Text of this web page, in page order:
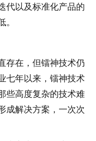
代以及标准化产品的
。
在，但镭神技术仍
七年以来，镭神技术
些高度复杂的技术难
成解决方案，一次次